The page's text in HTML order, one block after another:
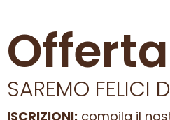
SAREMO FELICI
ISCRIZIONI: compila il